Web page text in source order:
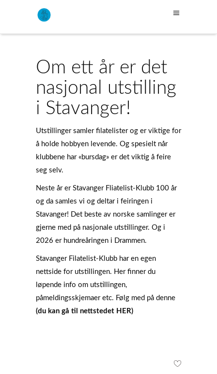
Om ett år er det
nasjonal utstilling
i Stavanger!
Utstillinger samler filatelister og er viktige for
å holde hobbyen levende. Og spesielt når
klubbene har «bursdag» er det viktig å feire
seg selv.
Neste år er Stavanger Fliatelist-Klubb 100 år
og da samles vi og deltar i feiringen i
Stavanger! Det beste av norske samlinger er
gjerne med på nasjonale utstillinger. Og i
2026 er hundreåringen i Drammen.
Stavanger Filatelist-Klubb har en egen
nettside for utstillingen. Her finner du
løpende info om utstillingen,
påmeldingsskjemaer etc. Følg med på denne
(du kan gå til nettstedet HER)